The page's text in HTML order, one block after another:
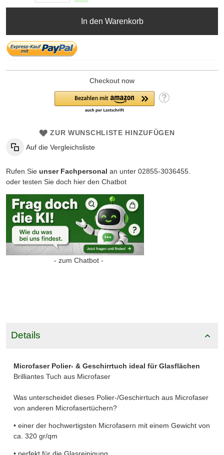
In den Warenkorb
Checkout now
ZUR WUNSCHLISTE HINZUFÜGEN
Auf die Vergleichsliste
Rufen Sie unser Fachpersonal an unter 02855-3036455.
oder testen Sie doch hier den Chatbot
- zum Chatbot -
Details
Microfaser Polier- & Geschirrtuch ideal für Glasflächen
Brilliantes Tuch aus Microfaser
Was unterscheidet dieses Polier-/Geschirrtuch aus Microfaser
von anderen Microfasertüchern?
• einer der hochwertigsten Microfasern mit einem Gewicht von
ca. 320 gr/qm